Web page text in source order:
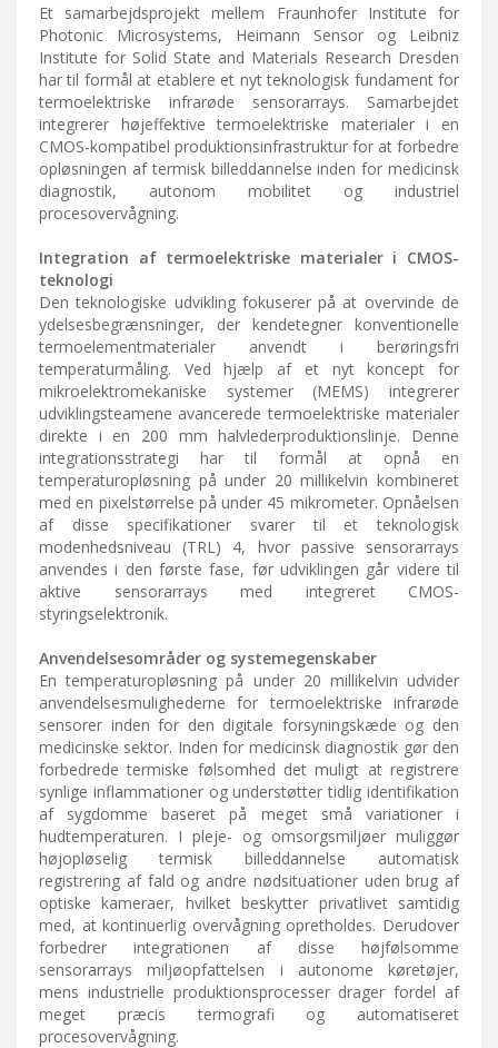
Et samarbejdsprojekt mellem Fraunhofer Institute for
Photonic Microsystems, Heimann Sensor og Leibniz
Institute for Solid State and Materials Research Dresden
har til formål at etablere et nyt teknologisk fundament for
termoelektriske infrarøde sensorarrays. Samarbejdet
integrerer højeffektive termoelektriske materialer i en
CMOS-kompatibel produktionsinfrastruktur for at forbedre
opløsningen af termisk billeddannelse inden for medicinsk
diagnostik, autonom mobilitet og industriel
procesovervågning.
Integration af termoelektriske materialer i CMOS-
teknologi
Den teknologiske udvikling fokuserer på at overvinde de
ydelsesbegrænsninger, der kendetegner konventionelle
termoelementmaterialer anvendt i berøringsfri
temperaturmåling. Ved hjælp af et nyt koncept for
mikroelektromekaniske systemer (MEMS) integrerer
udviklingsteamene avancerede termoelektriske materialer
direkte i en 200 mm halvlederproduktionslinje. Denne
integrationsstrategi har til formål at opnå en
temperaturopløsning på under 20 millikelvin kombineret
med en pixelstørrelse på under 45 mikrometer. Opnåelsen
af disse specifikationer svarer til et teknologisk
modenhedsniveau (TRL) 4, hvor passive sensorarrays
anvendes i den første fase, før udviklingen går videre til
aktive sensorarrays med integreret CMOS-
styringselektronik.
Anvendelsesområder og systemegenskaber
En temperaturopløsning på under 20 millikelvin udvider
anvendelsesmulighederne for termoelektriske infrarøde
sensorer inden for den digitale forsyningskæde og den
medicinske sektor. Inden for medicinsk diagnostik gør den
forbedrede termiske følsomhed det muligt at registrere
synlige inflammationer og understøtter tidlig identifikation
af sygdomme baseret på meget små variationer i
hudtemperaturen. I pleje- og omsorgsmiljøer muliggør
højopløselig termisk billeddannelse automatisk
registrering af fald og andre nødsituationer uden brug af
optiske kameraer, hvilket beskytter privatlivet samtidig
med, at kontinuerlig overvågning opretholdes. Derudover
forbedrer integrationen af disse højfølsomme
sensorarrays miljøopfattelsen i autonome køretøjer,
mens industrielle produktionsprocesser drager fordel af
meget præcis termografi og automatiseret
procesovervågning.